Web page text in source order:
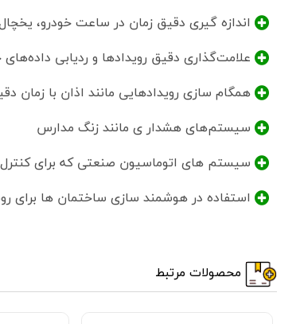
اندازه گیری دقیق زمان در ساعت خودرو،
علامت‌گذاری دقیق رویدادها و ردیابی
همگام سازی رویدادهایی مانند اذان با زمان
سیستم‌های هشدار ی مانند زنگ مدارس
سیستم های اتوماسیون صنعتی که برای کنترل
استفاده در هوشمند سازی ساختمان ها
محصولات مرتبط